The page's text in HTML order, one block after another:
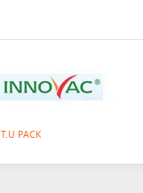
T.U PACK